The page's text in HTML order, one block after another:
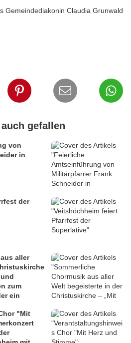
Gemeindediakonin Claudia Grunwald
gefallen
von
in
der
aller
zum
ein
"Mit